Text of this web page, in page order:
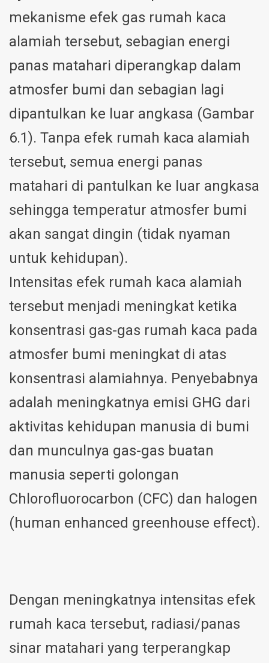
mekanisme efek gas rumah kaca
alamiah tersebut, sebagian energi
panas matahari diperangkap dalam
atmosfer bumi dan sebagian lagi
dipantulkan ke luar angkasa (Gambar
6.1). Tanpa efek rumah kaca alamiah
tersebut, semua energi panas
matahari di pantulkan ke luar angkasa
sehingga temperatur atmosfer bumi
akan sangat dingin (tidak nyaman
untuk kehidupan).
Intensitas efek rumah kaca alamiah
tersebut menjadi meningkat ketika
konsentrasi gas-gas rumah kaca pada
atmosfer bumi meningkat di atas
konsentrasi alamiahnya. Penyebabnya
adalah meningkatnya emisi GHG dari
aktivitas kehidupan manusia di bumi
dan munculnya gas-gas buatan
manusia seperti golongan
Chlorofluorocarbon (CFC) dan halogen
(human enhanced greenhouse effect).
Dengan meningkatnya intensitas efek
rumah kaca tersebut, radiasi/panas
sinar matahari yang terperangkap